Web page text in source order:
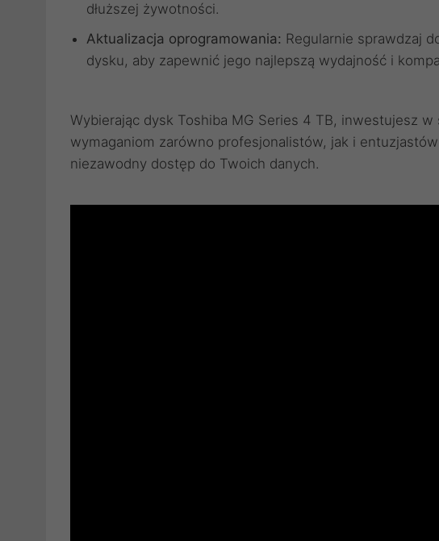
dłuższej żywotności.
Aktualizacja oprogramowania: Regularnie sprawdzaj
dysku, aby zapewnić jego najlepszą wydajność i
Wybierając dysk Toshiba MG Series 4 TB, inwestujesz
wymaganiom zarówno profesjonalistów, jak i
niezawodny dostęp do Twoich danych.